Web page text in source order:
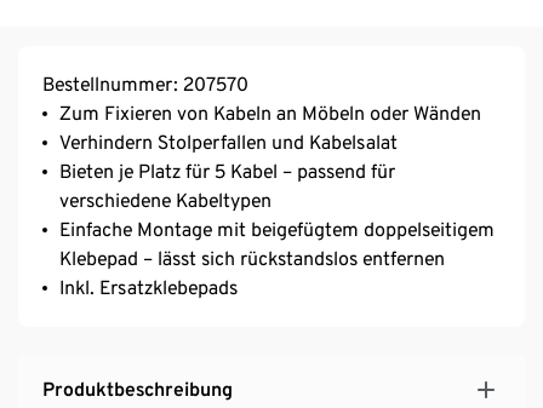
Bestellnummer: 207570
Zum Fixieren von Kabeln an Möbeln oder Wänden
Verhindern Stolperfallen und Kabelsalat
Bieten je Platz für 5 Kabel – passend für
verschiedene Kabeltypen
Einfache Montage mit beigefügtem doppelseitigem
Klebepad – lässt sich rückstandslos entfernen
Inkl. Ersatzklebepads
Produktbeschreibung